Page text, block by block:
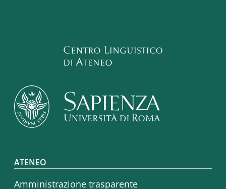
Footer menu
ATENEO
Amministrazione trasparente